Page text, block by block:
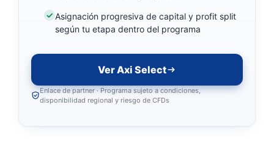
Asignación progresiva de capital y profit split
según tu etapa dentro del programa
Ver Axi Select
Enlace de partner · Programa sujeto a condiciones,
disponibilidad regional y riesgo de CFDs